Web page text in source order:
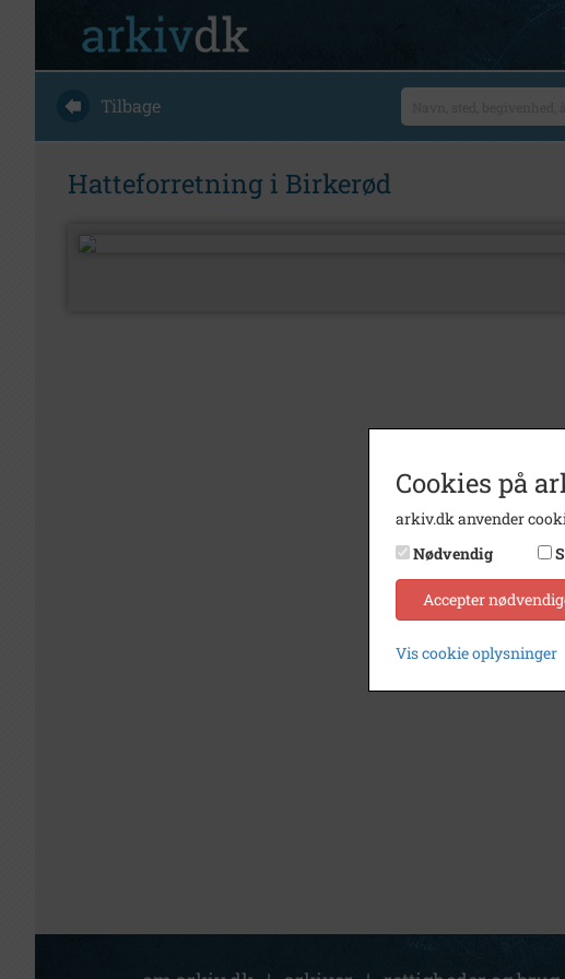
Tilbage
Hatteforretning i Birkerød
Cookies på
arkiv.dk anvender
Nødvendig
Accepter
Vis cookie oplysninger